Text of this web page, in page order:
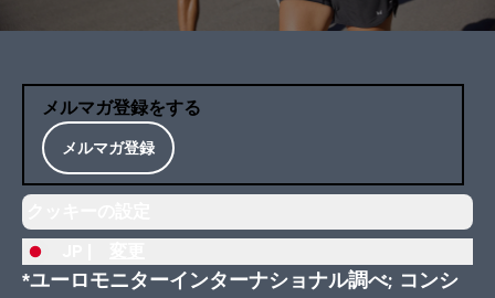
メルマガ登録をする
メルマガ登録
*ユーロモニターインターナショナル調べ; コンシ